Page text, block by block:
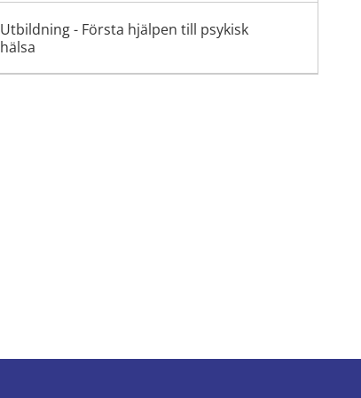
Utbildning - Första hjälpen till psykisk
hälsa